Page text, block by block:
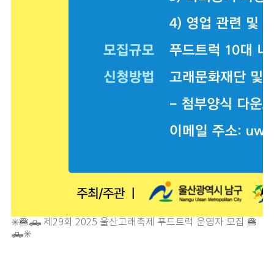
✳️🍔🛻 제29회 2025 울산고래축제 푸드트럭 운영자 모집 🍔
🛻✳️